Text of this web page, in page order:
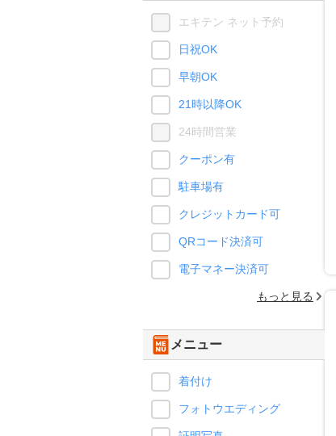
エキテン ネット予約
日祝OK
早朝OK
21時以降OK
24時間営業
クーポン有
駐車場有
クレジットカード可
QRコード決済可
電子マネー決済可
もっと見る
メニュー
着付け
フォトウエディング